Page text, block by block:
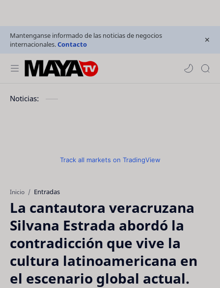
Mantenganse informado de las noticias de negocios
internacionales.Contacto
Noticias:
Track all markets on TradingView
Inicio Entradas
La cantautora veracruzana
Silvana Estrada abordó la
contradicción que vive la
cultura latinoamericana en
el escenario global actual.